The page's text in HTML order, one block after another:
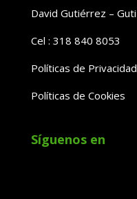
David Gutiérrez – Guti
Cel : 318 840 8053
Políticas de Privacidad
Políticas de Cookies
Síguenos en